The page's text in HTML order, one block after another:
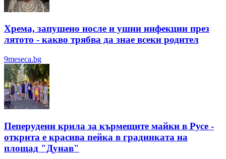
Хрема, запушено носле и ушни инфекции през
лятотo - какво трябва да знае всеки родител
9meseca.bg
Пеперудени крила за кърмещите майки в Русе -
открита е красива пейка в градинката на
площад "Дунав"